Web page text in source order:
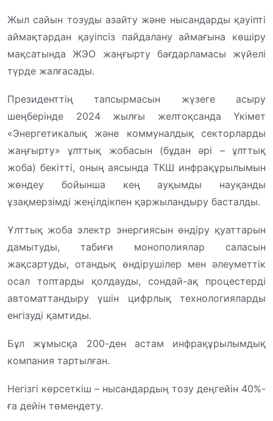
Жыл сайын тозуды азайту және нысандарды қауіпті
аймақтардан қауіпсіз пайдалану аймағына көшіру
мақсатында ЖЭО жаңғырту бағдарламасы жүйелі
түрде жалғасады.
Президенттің тапсырмасын жүзеге асыру
шеңберінде 2024 жылғы желтоқсанда Үкімет
«Энергетикалық және коммуналдық секторларды
жаңғырту» ұлттық жобасын (бұдан әрі – ұлттық
жоба) бекітті, оның аясында ТКШ инфрақұрылымын
жөндеу бойынша кең ауқымды науқанды
ұзақмерзімді жеңілдікпен қаржыландыру басталды.
Ұлттық жоба электр энергиясын өндіру қуаттарын
дамытуды, табиғи монополиялар саласын
жақсартуды, отандық өндірушілер мен әлеуметтік
осал топтарды қолдауды, сондай-ақ процестерді
автоматтандыру үшін цифрлық технологияларды
енгізуді қамтиды.
Бұл жұмысқа 200-ден астам инфрақұрылымдық
компания тартылған.
Негізгі көрсеткіш – нысандардың тозу деңгейін 40%-
ға дейін төмендету.